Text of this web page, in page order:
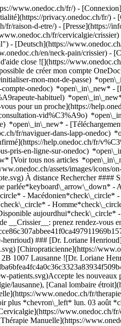
www.onedoc.ch/fr/) -
privacy.onedoc.ch/fr/)
raison-d-etre/) - [Presse](https://
fr/cervicalgie/
- [Deutsch](https://
en/neck-pain/crissier) -
close ![](https://
de créer mon compte
mon-mot-de-passe)
compte-onedoc) *open\_in\_new* -
habituel)
pour un proche](https://
vid%C3%A9o)
*open\_in\_new* -
fr/naviguer-dans-lapp-onedoc)
lausanne/pcznf/dr-loriane-henrioud) ### [Dr. Loriane Henrioud](https://www.onedoc.ch/fr/chiropraticienne/lausanne/pcznf/dr-loriane-henrioud) ![Badge indiquant un profil vérifié](https://www.onedoc.ch/assets/images/icons/checkmark.svg) [Chiropraticienne](https://www.onedoc.ch/fr/chiropraticien/lausanne) [Medbase Lausanne Malley](https://www.onedoc.ch/fr/cabinet-medical/lausanne/e4rx/medbase-lausanne-malley) Rue du Grand-Pré 2B 1007 Lausanne ![Dr. Loriane Henrioud est affiliée au réseau Medbase](https://assets.onedoc.ch/images/networks/logos/f5eeafeb3e2695f80dba6bfea4fc4a0c36c3323a83934f509b4377455dac4244-small.png) ![Icône patient avec un signe plus annonçant que le professionnel accepte de nouveaux patients](https://www.onedoc.ch/assets/images/icons/new-patients.svg)Accepte les nouveaux patients [Réserver un RDV](https://www.onedoc.ch/fr/chiropraticienne/lausanne/pcznf/dr-loriane-henrioud) Expertises:[Cervicalgie](https://www.onedoc.ch/fr/cervicalgie/lausanne), [Canal lombaire étroit](https://www.onedoc.ch/fr/canal-lombaire-etroit/lausanne), [Hernie discale](https://www.onedoc.ch/fr/hernie-discale/lausanne), [Thérapie Manuelle](https://www.onedoc.ch/fr/therapie-manuelle/lausanne), [Céphalée et migraine](https://www.onedoc.ch/fr/cephalee-et-migraine/lausanne), [Bilan postural](https://www.onedoc.ch/fr/bilan-postural/lausanne)Voir plus *chevron\_left* lun. 03 août *chevron\_right* Voir plus de rendez-vous *error\_outline* Une erreur s'est produite lors du chargement des disponibilités [Réessayer](https://www.onedoc.ch) Expertises:[Cervicalgie](https://www.onedoc.ch/fr/cervicalgie/lausanne), [Canal lombaire étroit](https://www.onedoc.ch/fr/canal-lombaire-etroit/lausanne), [Hernie discale](https://www.onedoc.ch/fr/hernie-discale/lausanne), [Thérapie Manuelle](https://www.onedoc.ch/fr/therapie-manuelle/lausanne), [Céphalée et migraine](https://www.onedoc.ch/fr/cephalee-et-migraine/lausanne), [Bilan postural](https://www.onedoc.ch/fr/bilan-postural/